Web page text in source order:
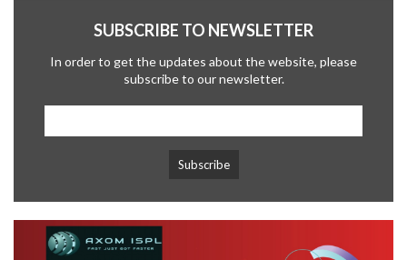
SUBSCRIBE TO NEWSLETTER
In order to get the updates about the website, please
subscribe to our newsletter.